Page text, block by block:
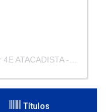
Títulos